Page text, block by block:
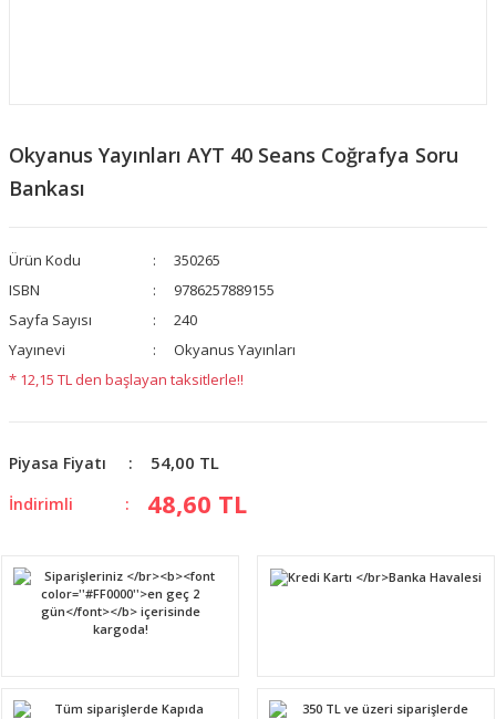
​​Okyanus Yayınları AYT 40 Seans Coğrafya Soru
Bankası
Ürün Kodu
350265
ISBN
9786257889155
Sayfa Sayısı
240
Yayınevi
Okyanus Yayınları
* 12,15 TL den başlayan taksitlerle!!
Piyasa Fiyatı 54,00 TL
İndirimli 48,60 TL